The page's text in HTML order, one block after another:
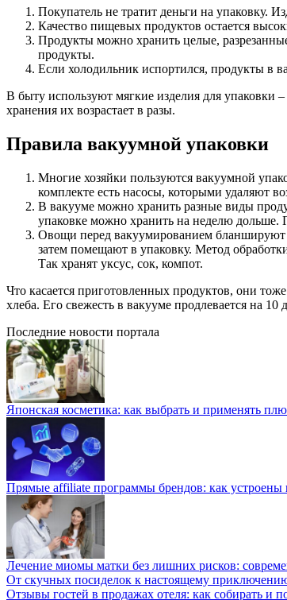
Покупатель не тратит деньги на упаковку.
Качество пищевых продуктов остается
Продукты можно хранить целые,
продукты.
Если холодильник испортился, продукты в
В быту используют мягкие изделия для упаковки
хранения их возрастает в разы.
Правила вакуумной упаковки
Многие хозяйки пользуются вакуумной
комплекте есть насосы, которыми удаляют
В вакууме можно хранить разные виды
упаковке можно хранить на неделю дольше.
Овощи перед вакуумированием бланшируют
затем помещают в упаковку. Метод
Так хранят уксус, сок, компот.
Что касается приготовленных продуктов, они
хлеба. Его свежесть в вакууме продлевается на 10
Последние новости портала
Японская косметика: как выбрать и применять
Прямые affiliate программы брендов: как
Лечение миомы матки без лишних рисков:
От скучных посиделок к настоящему
Отзывы гостей в продажах отеля: как собирать и